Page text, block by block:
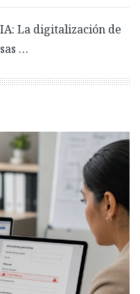
La digitalización de
…